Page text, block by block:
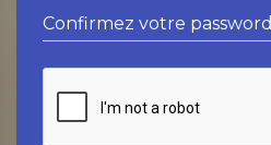
Confirmez votre password